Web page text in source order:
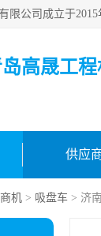
高晟工
供应
机 > 吸盘车 > 济